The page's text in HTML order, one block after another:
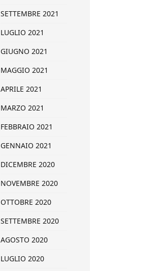
SETTEMBRE 2021
LUGLIO 2021
GIUGNO 2021
MAGGIO 2021
APRILE 2021
MARZO 2021
FEBBRAIO 2021
GENNAIO 2021
DICEMBRE 2020
NOVEMBRE 2020
OTTOBRE 2020
SETTEMBRE 2020
AGOSTO 2020
LUGLIO 2020